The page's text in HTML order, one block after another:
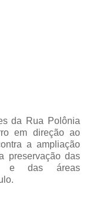
da Rua Polônia
em direção ao
a ampliação
preservação das
e das áreas